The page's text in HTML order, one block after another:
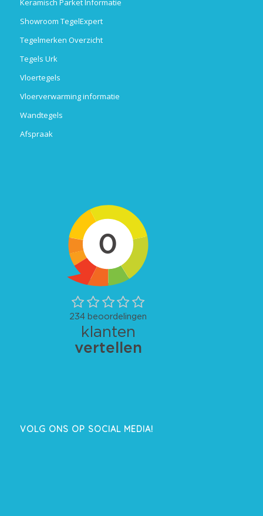
Keramisch Parket Informatie
Showroom TegelExpert
Tegelmerken Overzicht
Tegels Urk
Vloertegels
Vloerverwarming informatie
Wandtegels
Afspraak
VOLG ONS OP SOCIAL MEDIA!